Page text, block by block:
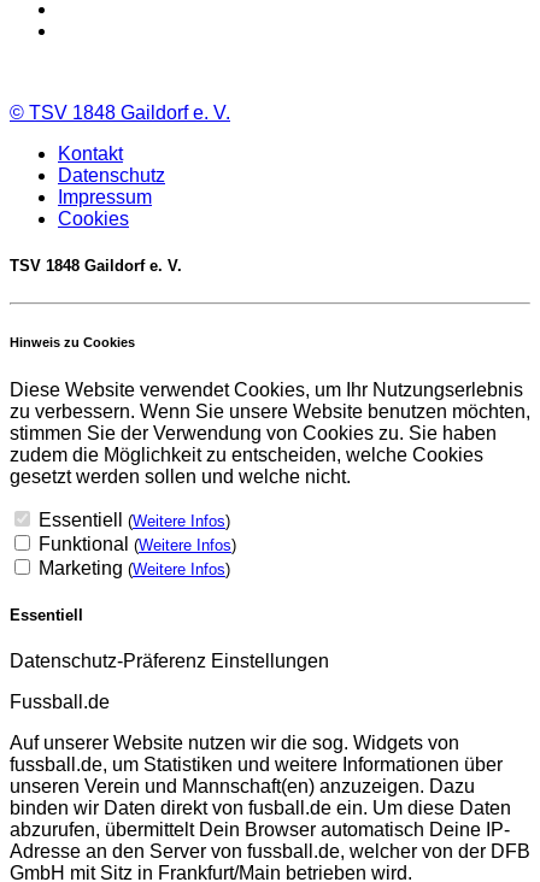
© TSV 1848 Gaildorf e. V.
Kontakt
Datenschutz
Impressum
Cookies
TSV 1848 Gaildorf e. V.
Hinweis zu Cookies
Diese Website verwendet Cookies, um Ihr Nutzungserlebnis
zu verbessern. Wenn Sie unsere Website benutzen möchten,
stimmen Sie der Verwendung von Cookies zu. Sie haben
zudem die Möglichkeit zu entscheiden, welche Cookies
gesetzt werden sollen und welche nicht.
Essentiell (Weitere Infos)
Funktional (Weitere Infos)
Marketing (Weitere Infos)
Essentiell
Datenschutz-Präferenz Einstellungen
Fussball.de
Auf unserer Website nutzen wir die sog. Widgets von
fussball.de, um Statistiken und weitere Informationen über
unseren Verein und Mannschaft(en) anzuzeigen. Dazu
binden wir Daten direkt von fusball.de ein. Um diese Daten
abzurufen, übermittelt Dein Browser automatisch Deine IP-
Adresse an den Server von fussball.de, welcher von der DFB
GmbH mit Sitz in Frankfurt/Main betrieben wird.